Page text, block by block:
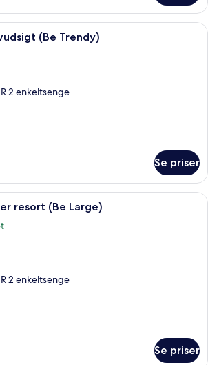
Værelse - delvis havudsigt (Be
(Be Trendy)
2 enkeltsenge
Se priser
Minibar, pengeskab på værelset,
resort (Be Large)
2 enkeltsenge
Se priser